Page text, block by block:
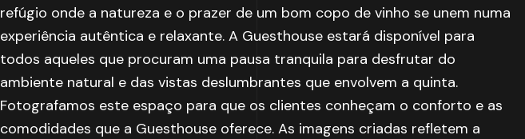
refúgio onde a natureza e o prazer de um bom copo de vinho se unem numa
experiência autêntica e relaxante. A Guesthouse estará disponível para
todos aqueles que procuram uma pausa tranquila para desfrutar do
ambiente natural e das vistas deslumbrantes que envolvem a quinta.
Fotografamos este espaço para que os clientes conheçam o conforto e as
comodidades que a Guesthouse oferece. As imagens criadas refletem a